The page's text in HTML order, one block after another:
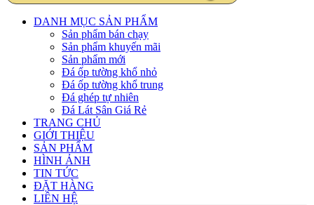
DANH MỤC SẢN PHẨM
Sản phẩm bán chạy
Sản phẩm khuyến mãi
Sản phẩm mới
Đá ốp tường khổ nhỏ
Đá ốp tường khổ trung
Đá ghép tự nhiên
Đá Lát Sân Giá Rẻ
TRANG CHỦ
GIỚI THIỆU
SẢN PHẨM
HÌNH ẢNH
TIN TỨC
ĐẶT HÀNG
LIÊN HỆ